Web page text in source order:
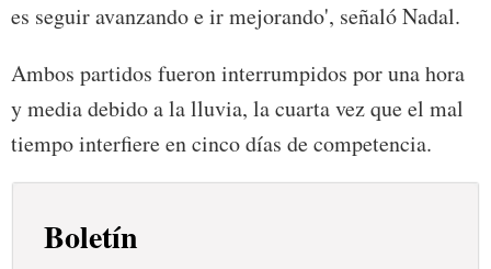
es seguir avanzando e ir mejorando', señaló Nadal.
Ambos partidos fueron interrumpidos por una hora
y media debido a la lluvia, la cuarta vez que el mal
tiempo interfiere en cinco días de competencia.
Boletín